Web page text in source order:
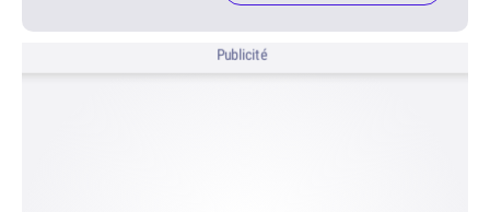
Publicité